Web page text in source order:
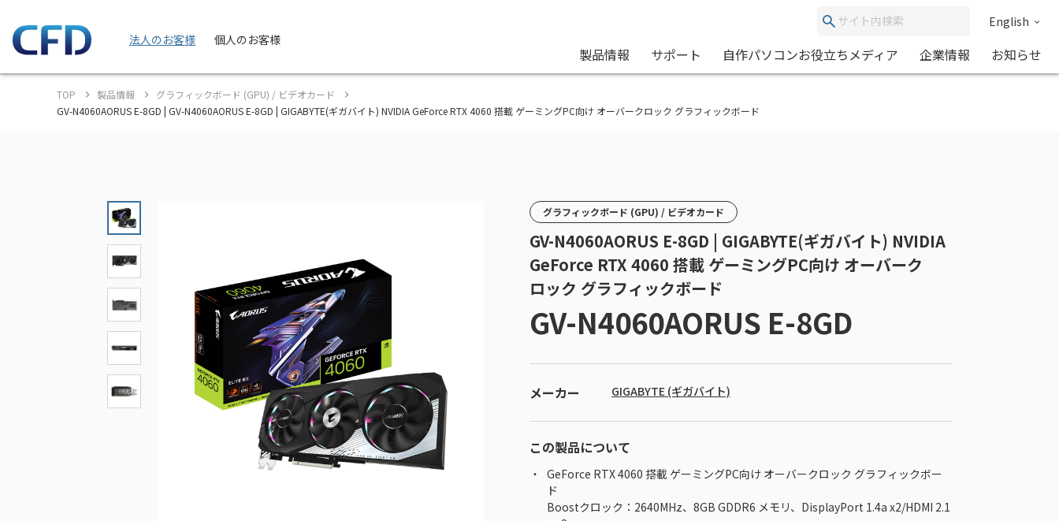
法人のお客様 個人のお客様
English
製品情報 サポート 自作パソコンお役立ちメディア 企業情報 お知らせ
TOP 製品情報
グラフィックボード (GPU) / ビデオカード
GV-N4060AORUS E-8GD | GV-N4060AORUS E-8GD | GIGABYTE(ギガバイト) NVIDIA GeForce RTX 4060 搭載 ゲーミングPC向け オーバークロック グラフィックボード
グラフィックボード (GPU) / ビデオカード
GV-N4060AORUS E-8GD | GIGABYTE(ギガバイト) NVIDIA
GeForce RTX 4060 搭載 ゲーミングPC向け オーバーク
ロック グラフィックボード
GV-N4060AORUS E-8GD
メーカー GIGABYTE (ギガバイト)
この製品について
GeForce RTX 4060 搭載 ゲーミングPC向け オーバークロック グラフィックボー
ド
Boostクロック：2640MHz、8GB GDDR6 メモリ、DisplayPort 1.4a x2/HDMI 2.1